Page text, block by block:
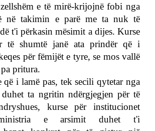
e të mirë-krijojnë fobi nga
në takimin e parë me ta nuk të
t'i përkasin mësimit a dijes. Kurse
të shumtë janë ata prindër që i
për fëmijët e tyre, se mos vallë
pritura.
që i lamë pas, tek secili qytetar nga
ta ngritin ndërgjegjen për të
kurse për institucionet
ministria e arsimit duhet t'i